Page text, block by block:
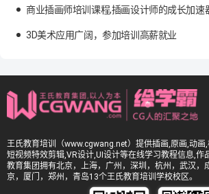
商业插画师培训课程,插画设计师的成长加速
3D美术应用广阔，参加培训高薪就业
王氏教育培训（www.cgwang.net）提供插画,原画,动画
短视频特效剪辑,VR设计,UI设计等在线学习教程信息,作
教育集团拥有北京，上海，广州，深圳，杭州，武汉，
京，厦门，郑州，青岛13个王氏教育培训学校校区。